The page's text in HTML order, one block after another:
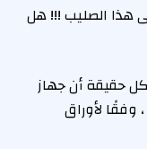
هذا الصليب !!! هل
حقيقة أن جهاز
وفقًا لأوراق